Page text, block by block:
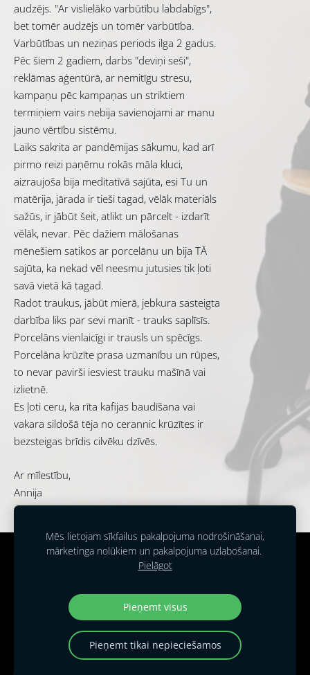
audzējs. "Ar vislielāko varbūtību labdabīgs",
bet tomēr audzējs un tomēr varbūtība.
Varbūtības un neziņas periods ilga 2 gadus.
Pēc šiem 2 gadiem, darbs "deviņi seši",
reklāmas aģentūrā, ar nemitīgu stresu,
kampaņu pēc kampaņas un striktiem
termiņiem vairs nebija savienojami ar manu
jauno vērtību sistēmu.
Laiks sakrita ar pandēmijas sākumu, kad arī
pirmo reizi paņēmu rokās māla kluci,
aizraujoša bija meditatīvā sajūta, esi Tu un
matērija, jārada ir tieši tagad, vēlāk materiāls
sažūs, ir jābūt šeit, atlikt un pārcelt - izdarīt
vēlāk, nevar. Pēc dažiem mālošanas
mēnešiem satikos ar porcelānu un bija TĀ
sajūta, ka nekad vēl neesmu jutusies tik ļoti
savā vietā kā tagad.
Radot traukus, jābūt mierā, jebkura sasteigta
darbība liks par sevi manīt - trauks saplīsīs.
Porcelāns vienlaicīgi ir trausls un spēcīgs.
Porcelāna krūzīte prasa uzmanību un rūpes,
to nevar pavirši iesviest trauku mašīnā vai
izlietnē.
Es ļoti ceru, ka rīta kafijas baudīšana vai
vakara sildošā tēja no cerannic krūzītes ir
bezsteigas brīdis cilvēku dzīvēs.
Ar mīlestību,
Annija
Piegāde Noteikumi Kontakti Sīkdatnes
© 2025 all rights reserved
Mēs lietojam sīkfailus pakalpojuma nodrošināšanai,
mārketinga nolūkiem un pakalpojuma uzlabošanai.
Pielāgot
Pieņemt visus
Pieņemt tikai nepieciešamos